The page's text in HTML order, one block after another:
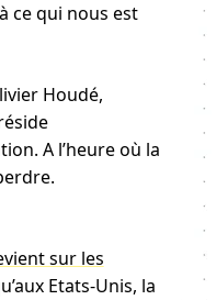
ce qui nous est
Houdé,
A l’heure où la
sur les
Etats-Unis, la